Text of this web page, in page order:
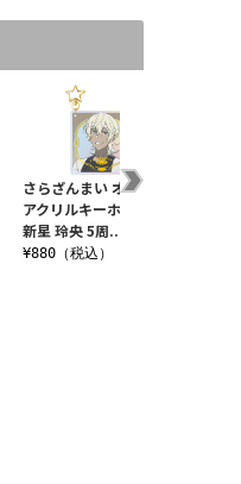
さらざんまい オーロラ
アクリルキーホルダー
新星 玲央 5周..
¥880（税込）